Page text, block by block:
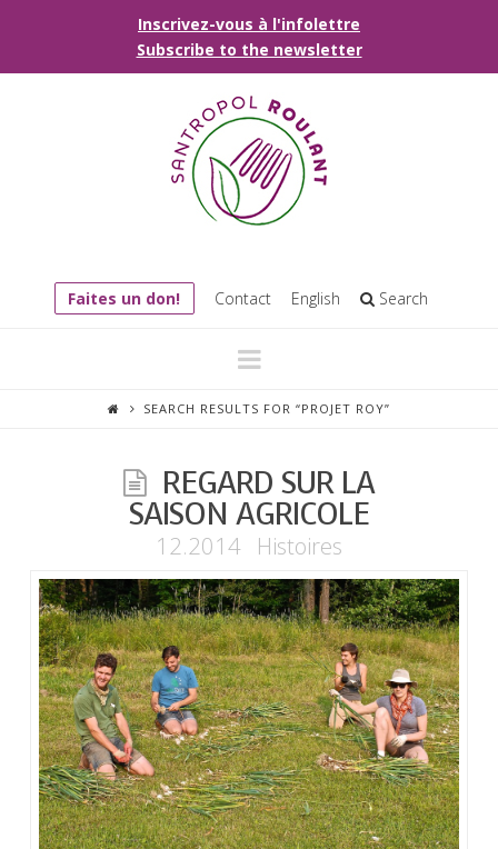
Inscrivez-vous à l'infolettre
Subscribe to the newsletter
Faites un don! Contact English Search
Navigation
SEARCH RESULTS FOR “PROJET ROY”
REGARD SUR LA
SAISON AGRICOLE
12.2014 Histoires